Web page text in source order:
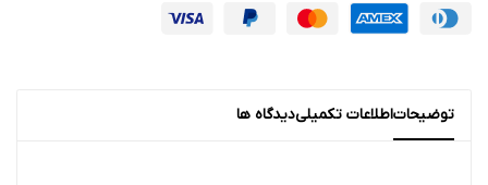
توضیحاتاطلاعات تکمیلیدیدگاه ها